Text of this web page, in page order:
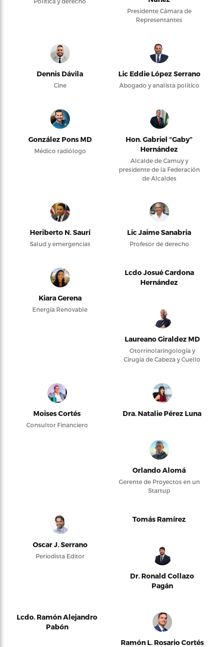
Presidente Cámara de
Representantes
Dennis Dávila
Cine
Lic Eddie López Serrano
Abogado y analista político
González Pons MD
Médico radiólogo
Hon. Gabriel “Gaby”
Hernández
Alcalde de Camuy y
presidente de la Federación
de Alcaldes
Heriberto N. Saurí
Salud y emergencias
Lic Jaime Sanabria
Profesor de derecho
Kiara Gerena
Energía Renovable
Lcdo Josué Cardona
Hernández
Laureano Giraldez MD
Otorrinolaringología y
Cirugía de Cabeza y Cuello
Moises Cortés
Consultor Financiero
Dra. Natalie Pérez Luna
Orlando Alomá
Gerente de Proyectos en un
Startup
Oscar J. Serrano
Periodista Editor
Tomás Ramírez
Dr. Ronald Collazo
Pagán
Lcdo. Ramón Alejandro
Pabón
Ramón L. Rosario Cortés